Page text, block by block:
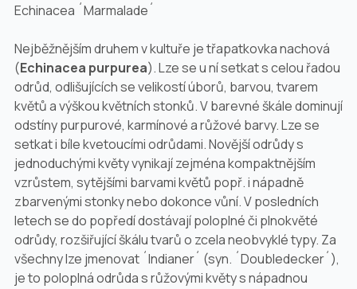
Echinacea ´Marmalade´
Nejběžnějším druhem v kultuře je třapatkovka nachová
(Echinacea purpurea). Lze se u ní setkat s celou řadou
odrůd, odlišujících se velikostí úborů, barvou, tvarem
květů a výškou květních stonků. V barevné škále dominují
odstíny purpurové, karmínové a růžové barvy. Lze se
setkat i bíle kvetoucími odrůdami. Novější odrůdy s
jednoduchými květy vynikají zejména kompaktnějším
vzrůstem, sytějšími barvami květů popř. i nápadně
zbarvenými stonky nebo dokonce vůní. V posledních
letech se do popředí dostávají poloplné či plnokvěté
odrůdy, rozšiřující škálu tvarů o zcela neobvyklé typy. Za
všechny lze jmenovat ´Indianer´ (syn. ´Doubledecker´),
je to poloplná odrůda s růžovými květy s nápadnou